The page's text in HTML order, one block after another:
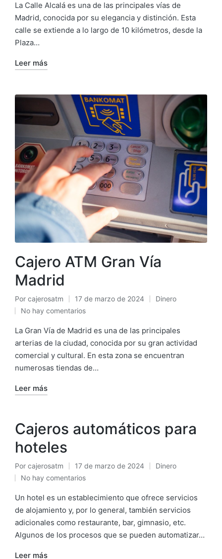
La Calle Alcalá es una de las principales vías de
Madrid, conocida por su elegancia y distinción. Esta
calle se extiende a lo largo de 10 kilómetros, desde la
Plaza…
Leer más
Cajero ATM Gran Vía
Madrid
Publicado
por
Por cajerosatm 17 de marzo de 2024
Publicado
Dinero
No hay comentarios
La Gran Vía de Madrid es una de las principales
arterias de la ciudad, conocida por su gran actividad
comercial y cultural. En esta zona se encuentran
numerosas tiendas de…
Leer más
Cajeros automáticos para
hoteles
Publicado
por
Por cajerosatm 17 de marzo de 2024
Publicado
Dinero
No hay comentarios
Un hotel es un establecimiento que ofrece servicios
de alojamiento y, por lo general, también servicios
adicionales como restaurante, bar, gimnasio, etc.
Algunos de los procesos que se pueden automatizar…
Leer más